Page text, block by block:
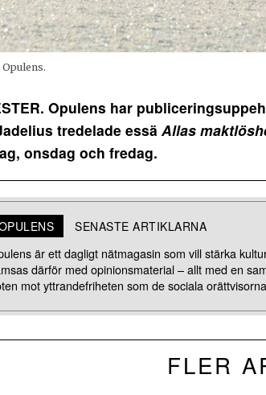
Opulens har
tredelade essä Allas
onsdag och fredag.
SENASTE ARTIKLARNA
är ett dagligt nätmagasin som vill stärka
därför med opinionsmaterial – allt med en
mot yttrandefriheten som de sociala
FLER